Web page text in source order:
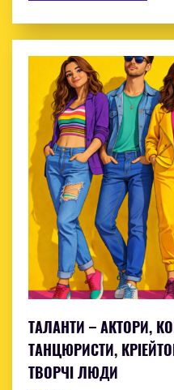
ТАЛАНТИ – АКТОРИ,
ТАНЦЮРИСТИ,
ТВОРЧІ ЛЮДИ